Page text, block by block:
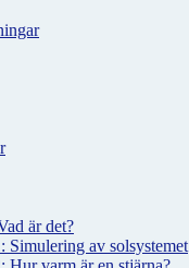
är det?
Simulering av solsystemet